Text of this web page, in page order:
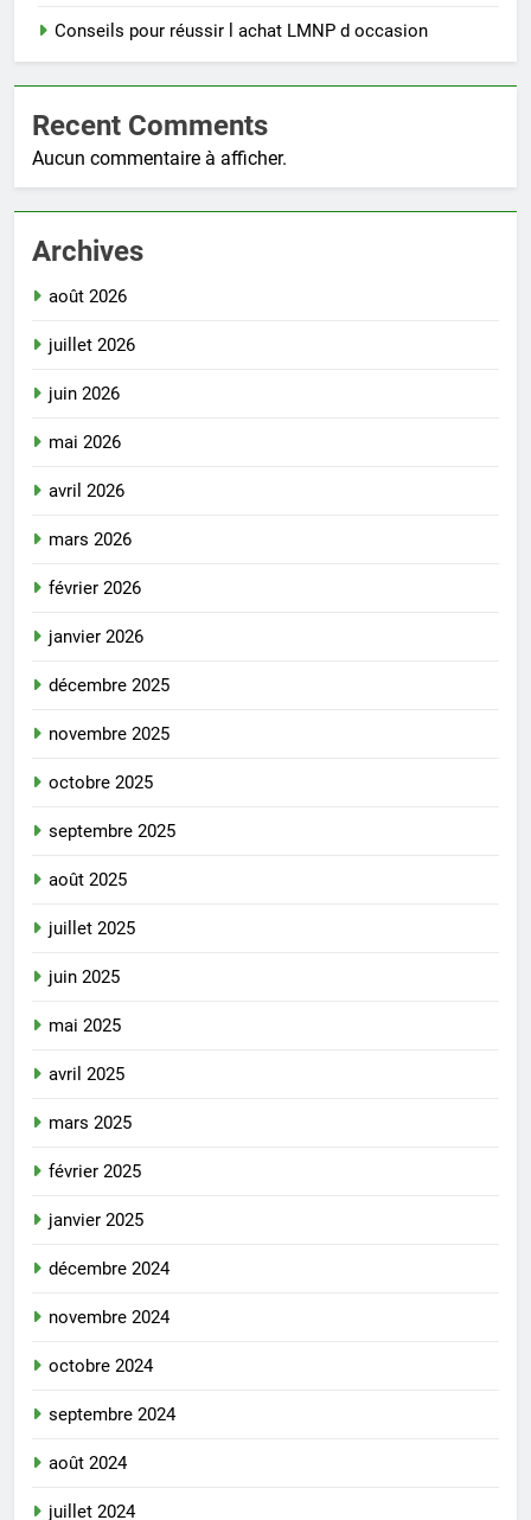
Conseils pour réussir l achat LMNP d occasion
Recent Comments
Aucun commentaire à afficher.
Archives
août 2026
juillet 2026
juin 2026
mai 2026
avril 2026
mars 2026
février 2026
janvier 2026
décembre 2025
novembre 2025
octobre 2025
septembre 2025
août 2025
juillet 2025
juin 2025
mai 2025
avril 2025
mars 2025
février 2025
janvier 2025
décembre 2024
novembre 2024
octobre 2024
septembre 2024
août 2024
juillet 2024